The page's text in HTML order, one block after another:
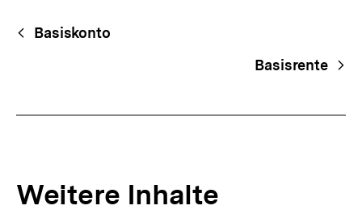
Begriffsnavigation
Content-
Navigation
Basiskonto
Basisrente
Weitere Inhalte